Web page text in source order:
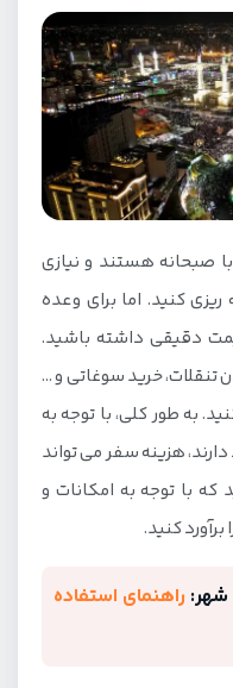
صبحانه هستند و نیازی
کنید. اما برای وعده
دقیقی داشته باشید.
تنقلات، خرید سوغاتی و …
به طور کلی، با توجه به
هزینه سفر می تواند
با توجه به امکانات و
کنید.
شهر: راهنمای استفاده